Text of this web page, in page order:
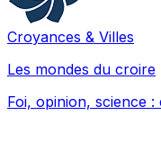
Croyances & Villes
Les mondes du croire
Foi, opinion, science